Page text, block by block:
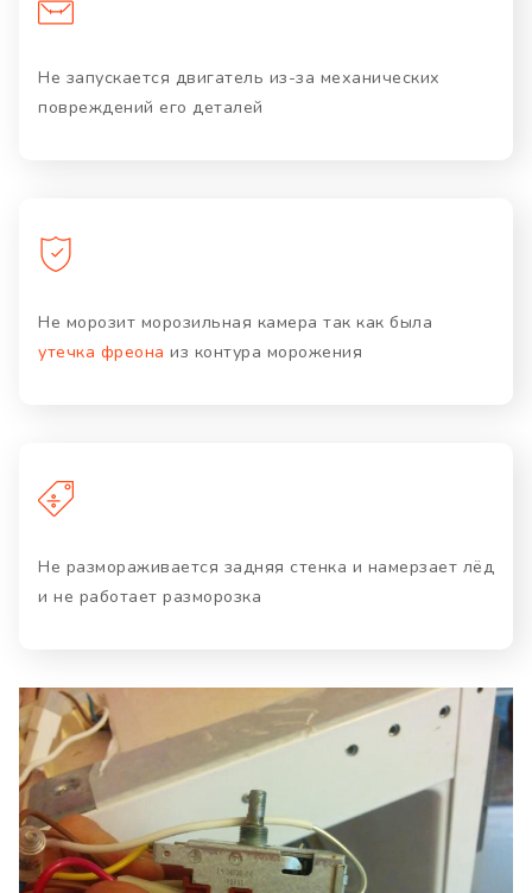
Не запускается двигатель из-за механических
повреждений его деталей
Не морозит морозильная камера так как была
утечка фреона из контура морожения
Не размораживается задняя стенка и намерзает лёд
и не работает разморозка